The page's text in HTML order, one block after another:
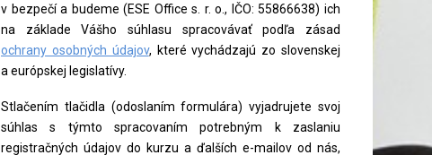
v bezpečí a budeme (ESE Office s. r. o., IČO: 55866638) ich
na základe Vášho súhlasu spracovávať podľa zásad
ochrany osobných údajov, které vychádzajú zo slovenskej
a európskej legislatívy.
Stlačením tlačidla (odoslaním formulára) vyjadrujete svoj
súhlas s týmto spracovaním potrebným k zaslaniu
registračných údajov do kurzu a ďalších e-mailov od nás,